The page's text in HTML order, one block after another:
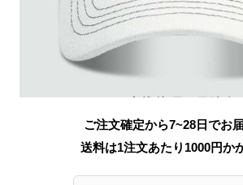
ご注文確定から7~28日でお
送料は1注文あたり 1000円か